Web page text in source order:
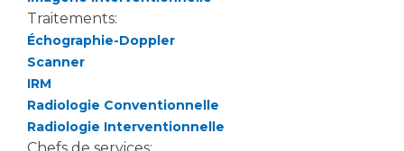
Traitements:
Échographie-Doppler
Scanner
IRM
Radiologie Conventionnelle
Radiologie Interventionnelle